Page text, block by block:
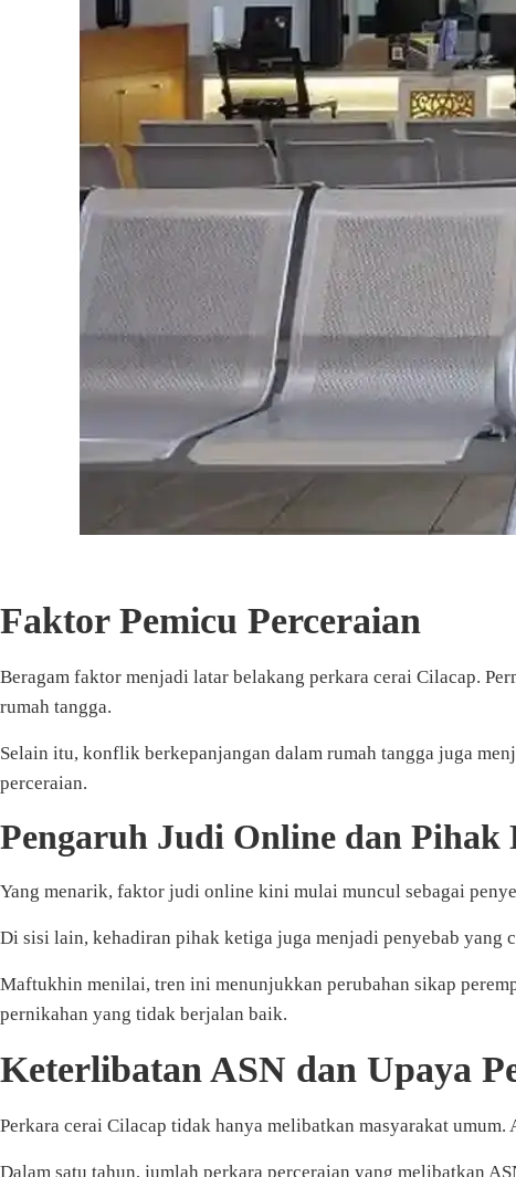
Faktor Pemicu Perceraian
Beragam faktor menjadi latar belakang perkara cerai Cilacap.
rumah tangga.
Selain itu, konflik berkepanjangan dalam rumah tangga juga
perceraian.
Pengaruh Judi Online dan Pihak
Yang menarik, faktor judi online kini mulai muncul sebagai
Di sisi lain, kehadiran pihak ketiga juga menjadi penyebab
Maftukhin menilai, tren ini menunjukkan perubahan sikap
pernikahan yang tidak berjalan baik.
Keterlibatan ASN dan Upaya
Perkara cerai Cilacap tidak hanya melibatkan masyarakat
Dalam satu tahun, jumlah perkara perceraian yang melibatkan